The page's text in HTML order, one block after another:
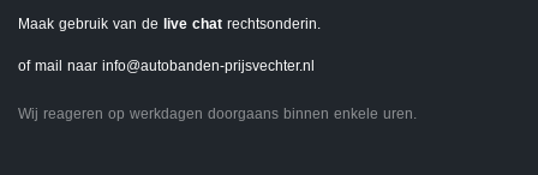
Maak gebruik van de live chat rechtsonderin.
of mail naar info@autobanden-prijsvechter.nl
Wij reageren op werkdagen doorgaans binnen enkele uren.